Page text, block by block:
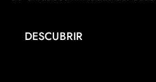
DESCUBRIR